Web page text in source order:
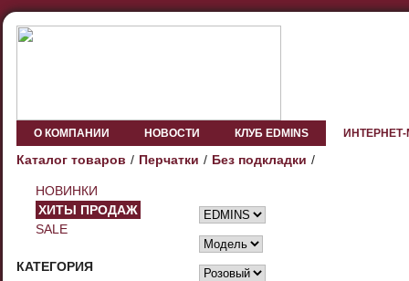
О КОМПАНИИ НОВОСТИ КЛУБ EDMINS
Каталог товаров Перчатки Без подкладки
НОВИНКИ
ХИТЫ ПРОДАЖ
SALE
КАТЕГОРИЯ